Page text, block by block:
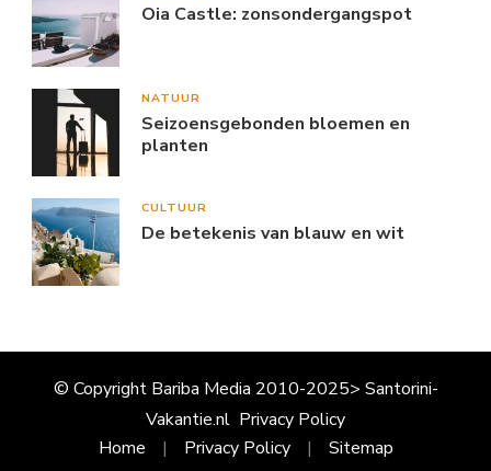
Oia Castle: zonsondergangspot
NATUUR
Seizoensgebonden bloemen en
planten
CULTUUR
De betekenis van blauw en wit
© Copyright Bariba Media 2010-2025> Santorini-
Vakantie.nl Privacy Policy
Home
Privacy Policy Sitemap